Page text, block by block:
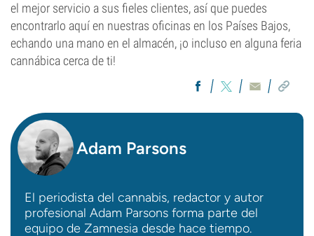
el mejor servicio a sus fieles clientes, así que puedes
encontrarlo aquí en nuestras oficinas en los Países Bajos,
echando una mano en el almacén, ¡o incluso en alguna feria
cannábica cerca de ti!
Adam Parsons
El periodista del cannabis, redactor y autor
profesional Adam Parsons forma parte del
equipo de Zamnesia desde hace tiempo.